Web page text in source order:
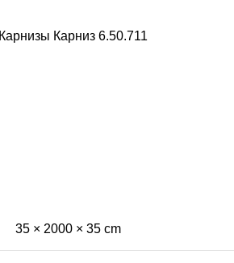
Карниз 6.50.711
35 × 2000 × 35 cm